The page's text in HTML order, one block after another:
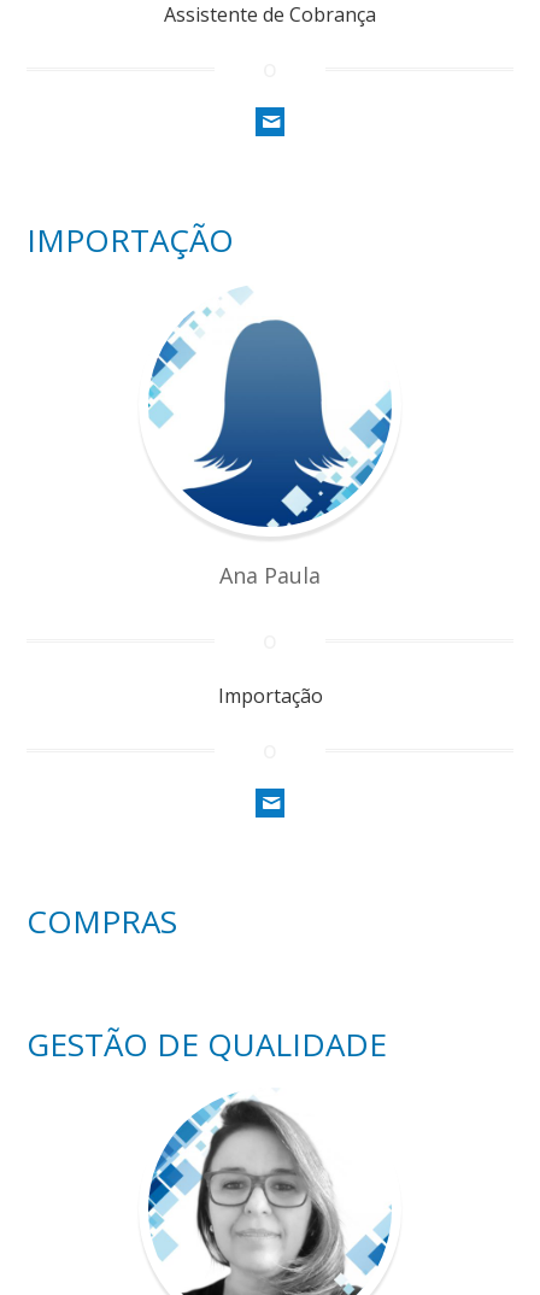
Assistente de Cobrança
IMPORTAÇÃO
Ana Paula
Importação
COMPRAS
GESTÃO DE QUALIDADE